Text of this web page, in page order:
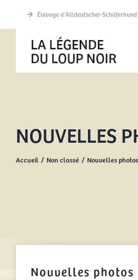
Élevage d’Altdeutscher-Schäferhund
NOUVELLES
Accueil Non classé Nouvelles
Nouvelles photos